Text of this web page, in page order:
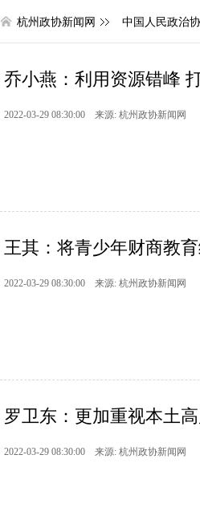
杭州政协新闻网 中国人民政治
乔小燕：利用资源错峰
2022-03-29 08:30:00 来源: 杭州政协新闻网
王其：将青少年财商教
2022-03-29 08:30:00 来源: 杭州政协新闻网
罗卫东：更加重视本土
2022-03-29 08:30:00 来源: 杭州政协新闻网